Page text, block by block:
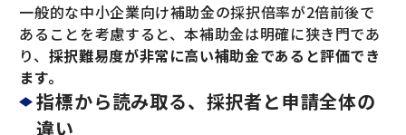
一般的な中小企業向け補助金の採択倍率が2倍前後で
あることを考慮すると、本補助金は明確に狭き門であ
り、 採択難易度が非常に高い補助金であると評価でき
ます。
指標から読み取る、採択者と申請全体の
違い